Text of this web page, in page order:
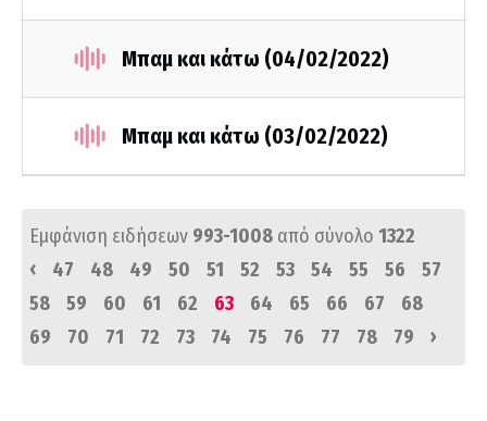
Μπαμ και κάτω (04/02/2022)
Μπαμ και κάτω (03/02/2022)
Εμφάνιση ειδήσεων 993-1008 από σύνολο 1322
‹
47 48 49 50 51 52 53 54 55 56
57
58
59 60 61 62 63 64 65 66 67
68
69
70 71 72 73 74 75 76 77 78 79 ›